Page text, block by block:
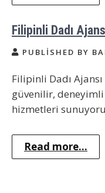
Filipinli Dadı
PUBLISHED BY
Filipinli Dadı
güvenilir, deneyimli
hizmetleri
Read more...